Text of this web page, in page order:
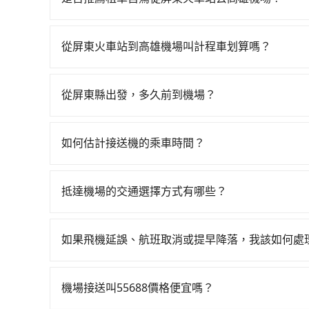
停車費再加租車費也是一筆費用。
從屏東火車站到高雄機場叫計程車划算嗎？
話至屏東火車站附近的計程車隊，如長壽汽車行
最好先上網預約，以免當場被坑受騙。雖然屏東
從屏東縣出發，多久前到機場？
很順暢，但如果你搭機的時間是白天、剛好是上
如何估計接送機的乘車時間？
外抓30分鐘的彈性時間。比方說正常台中到桃園
選擇離開機場的乘車時間抓在班機預計落地後的1
抵達機場的交通選擇方式有哪些？
軌系統，這是一種快捷和經濟實惠的交通方式。
價格，避免爭議。 4. 預約機場接送：可以提前預
如果飛機延誤、航班取消或提早降落，我該如何處
輛，讓乘客能落地後順利離開機場。但如事先沒
機場接送叫55688價格便宜嗎？